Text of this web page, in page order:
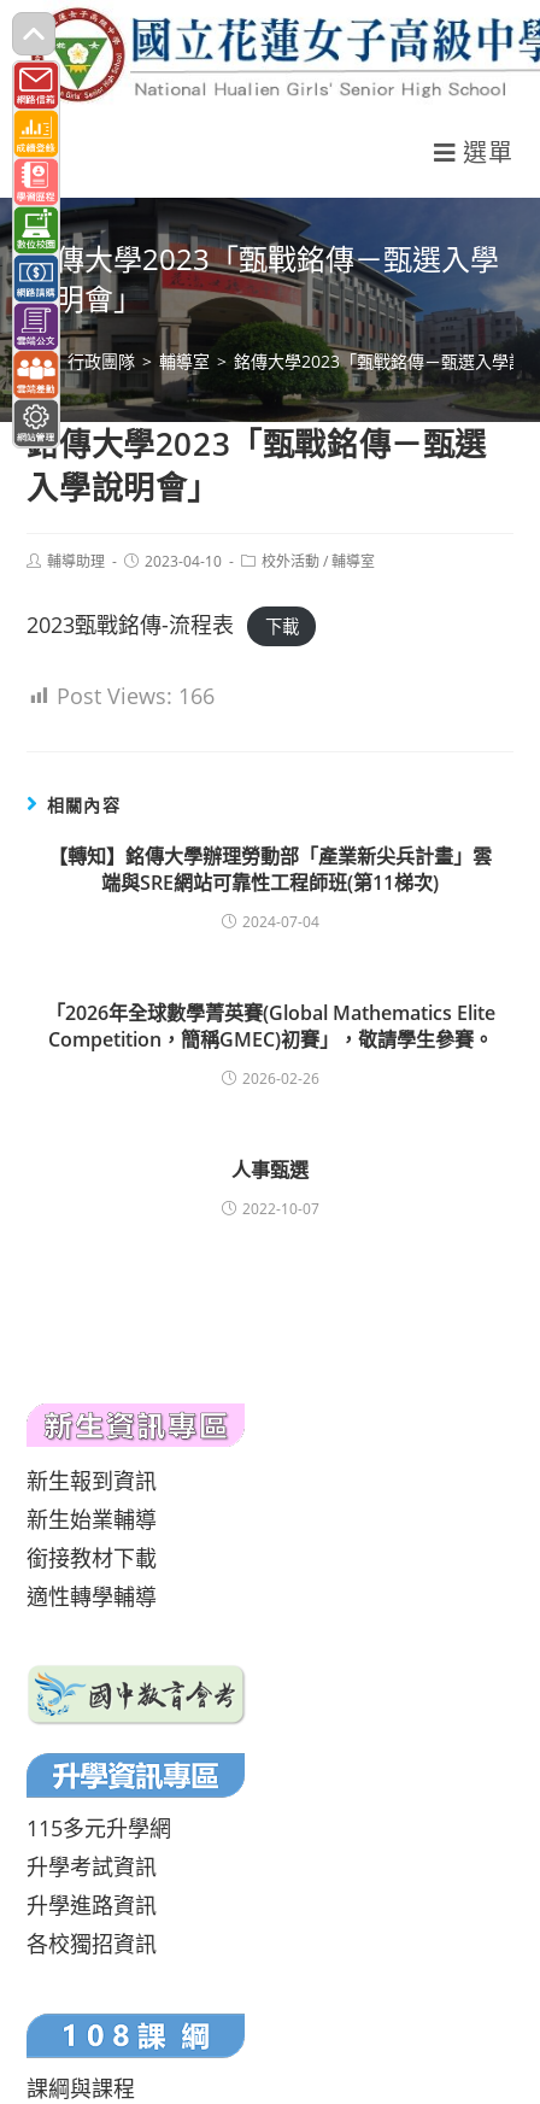
跳
轉
至
主
要
內
容
選單
銘傳大學2023「甄戰銘傳－甄選入學
說明會」
> 行政團隊 > 輔導室 > 銘傳大學2023「甄戰銘傳－甄選入學說
銘傳大學2023「甄戰銘傳－甄選
入學說明會」
Post輔導助理
Post2023-04-10
Post校外活動 / 輔導室
2023甄戰銘傳-流程表 下載
Post Views: 166
相關內容
【轉知】銘傳大學辦理勞動部「產業新尖兵計畫」雲
端與SRE網站可靠性工程師班(第11梯次)
2024-07-04
「2026年全球數學菁英賽(Global Mathematics Elite
Competition，簡稱GMEC)初賽」，敬請學生參賽。
2026-02-26
人事甄選
2022-10-07
新生報到資訊
新生始業輔導
銜接教材下載
適性轉學輔導
115多元升學網
升學考試資訊
升學進路資訊
各校獨招資訊
課綱與課程